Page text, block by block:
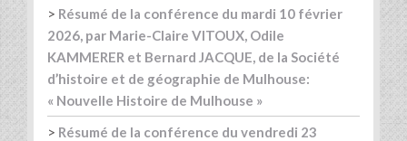
> Résumé de la conférence du mardi 10 février
2026, par Marie-Claire VITOUX, Odile
KAMMERER et Bernard JACQUE, de la Société
d’histoire et de géographie de Mulhouse:
« Nouvelle Histoire de Mulhouse »
> Résumé de la conférence du vendredi 23